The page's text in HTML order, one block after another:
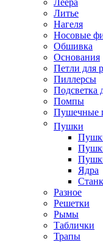
Леера
Литье
Нагеля
Носовые
Обшивка
Основания
Петли для
Пиллерсы
Подсветка
Помпы
Пушечные
Пушки
Ядра
Разное
Решетки
Рымы
Таблички
Трапы